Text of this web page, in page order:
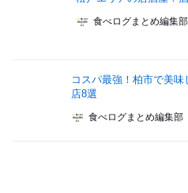
食べログまとめ編集部
コスパ最強！柏市で美
店8選
食べログまとめ編集部